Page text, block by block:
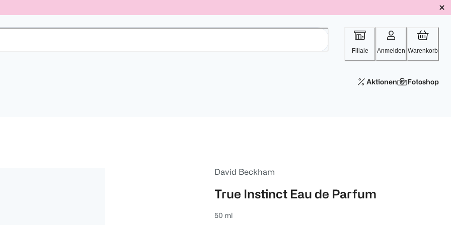
Filiale Anmelden Warenkorb
Aktionen Fotoshop
David Beckham
True Instinct Eau de Parfum
50 ml